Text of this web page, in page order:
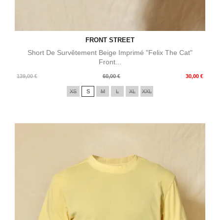
FRONT STREET
Short De Survêtement Beige Imprimé "Felix The Cat"
Front...
139,00 €
Prix
60,00 € 30,00 €
Prix
XS S M L XL XXL